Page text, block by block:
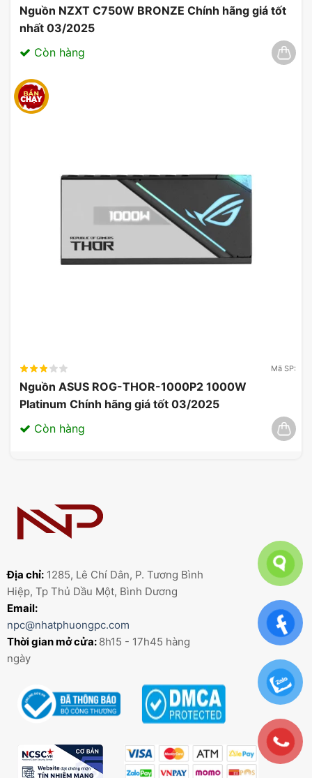
Nguồn NZXT C750W BRONZE Chính hãng giá tốt
nhất 03/2025
Còn hàng
Mã SP:
Nguồn ASUS ROG-THOR-1000P2 1000W
Platinum Chính hãng giá tốt 03/2025
Còn hàng
Địa chỉ: 1285, Lê Chí Dân, P. Tương Bình
Hiệp, Tp Thủ Dầu Một, Bình Dương
Email:
npc@nhatphuongpc.com
Thời gian mở cửa: 8h15 - 17h45 hàng
ngày